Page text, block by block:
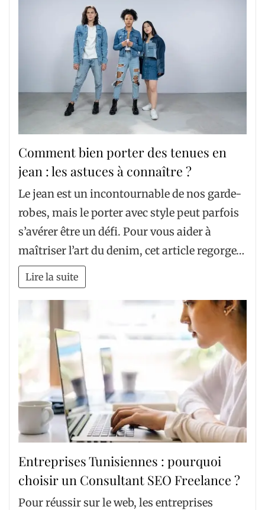
Comment bien porter des tenues en
jean : les astuces à connaître ?
Le jean est un incontournable de nos garde-
robes, mais le porter avec style peut parfois
s’avérer être un défi. Pour vous aider à
maîtriser l’art du denim, cet article regorge…
Lire la suite
Entreprises Tunisiennes : pourquoi
choisir un Consultant SEO Freelance ?
Pour réussir sur le web, les entreprises